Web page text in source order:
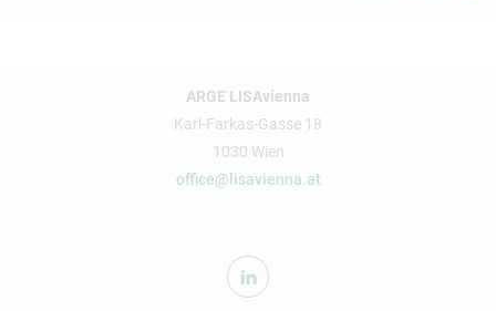
ARGE LISAvienna
Karl-Farkas-Gasse 18
1030 Wien
office@lisavienna.at